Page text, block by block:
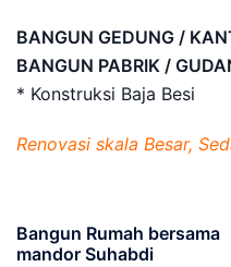
BANGUN GEDUNG /
BANGUN PABRIK /
* Konstruksi Baja Besi
Renovasi skala Besar,
Bangun Rumah bersama
mandor Suhabdi